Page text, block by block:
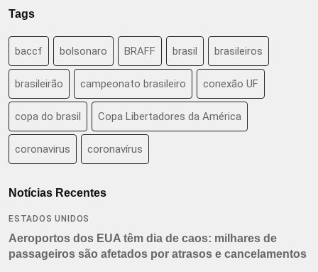
Tags
baccf bolsonaro BRAFF brasil brasileiros
brasileirão campeonato brasileiro conexão UF
copa do brasil Copa Libertadores da América
coronavirus coronavírus
Notícias Recentes
ESTADOS UNIDOS
Aeroportos dos EUA têm dia de caos: milhares de
passageiros são afetados por atrasos e cancelamentos